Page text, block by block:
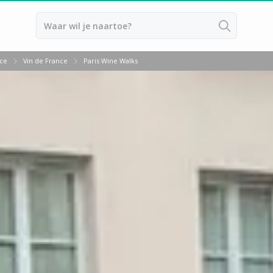
Terug
Overnachten Wijngaard Bordeaux
Vin de France Paris Wine Walks